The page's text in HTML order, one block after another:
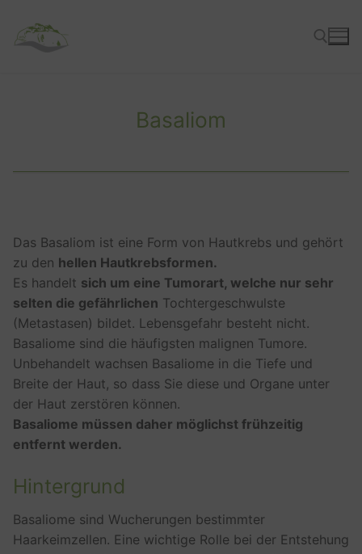
Inhalt
springen
Basaliom
Das Basaliom ist eine Form von Hautkrebs und gehört
zu den hellen Hautkrebsformen.
Es handelt sich um eine Tumorart, welche nur sehr
selten die gefährlichen Tochtergeschwulste
(Metastasen) bildet. Lebensgefahr besteht nicht.
Basaliome sind die häufigsten malignen Tumore.
Unbehandelt wachsen Basaliome in die Tiefe und
Breite der Haut, so dass Sie diese und Organe unter
der Haut zerstören können.
Basaliome müssen daher möglichst frühzeitig
entfernt werden.
Hintergrund
Basaliome sind Wucherungen bestimmter
Haarkeimzellen. Eine wichtige Rolle bei der Entstehung